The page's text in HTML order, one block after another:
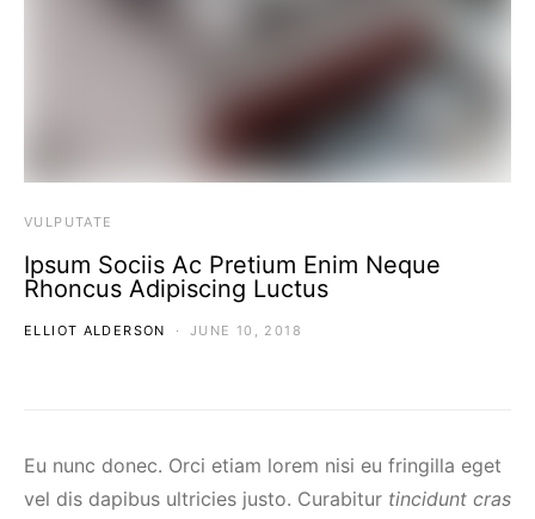
VULPUTATE
Ipsum Sociis Ac Pretium Enim Neque
Rhoncus Adipiscing Luctus
ELLIOT ALDERSON JUNE 10, 2018
Eu nunc donec. Orci etiam lorem nisi eu fringilla eget
vel dis dapibus ultricies justo. Curabitur tincidunt cras